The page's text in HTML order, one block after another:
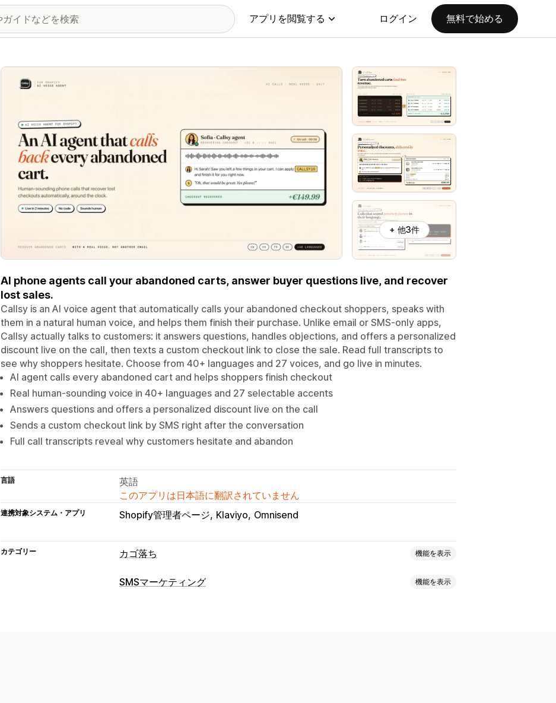
アプリを閲覧する ログイン 無料で始める
特集の画像ギャラリー
+ 他3件
AI phone agents call your abandoned carts, answer buyer questions live, and recover
lost sales.
Callsy is an AI voice agent that automatically calls your abandoned checkout shoppers, speaks with
them in a natural human voice, and helps them finish their purchase. Unlike email or SMS-only apps,
Callsy actually talks to customers: it answers questions, handles objections, and offers a personalized
discount live on the call, then texts a custom checkout link to close the sale. Read full transcripts to
see why shoppers hesitate. Choose from 40+ languages and 27 voices, and go live in minutes.
AI agent calls every abandoned cart and helps shoppers finish checkout
Real human-sounding voice in 40+ languages and 27 selectable accents
Answers questions and offers a personalized discount live on the call
Sends a custom checkout link by SMS right after the conversation
Full call transcripts reveal why customers hesitate and abandon
言語
英語
このアプリは日本語に翻訳されていません
連携対象システム・アプリ Shopify管理者ページ Klaviyo Omnisend
カテゴリー カゴ落ち 機能を表示
カートリカバリー
SMSマーケティング 機能を表示